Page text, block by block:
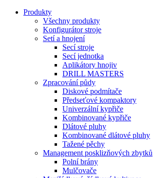
Produkty
Všechny produkty
Konfigurátor stroje
Setí a hnojení
Secí stroje
Secí jednotka
Aplikátory hnojiv
DRILL MASTERS
Zpracování půdy
Diskové podmítače
Předseťové kompaktory
Univerzální kypřiče
Kombinované kypřiče
Dlátové pluhy
Kombinované dlátové pluhy
Tažené pěchy
Management posklizňových zbytků
Polní brány
Mulčovače